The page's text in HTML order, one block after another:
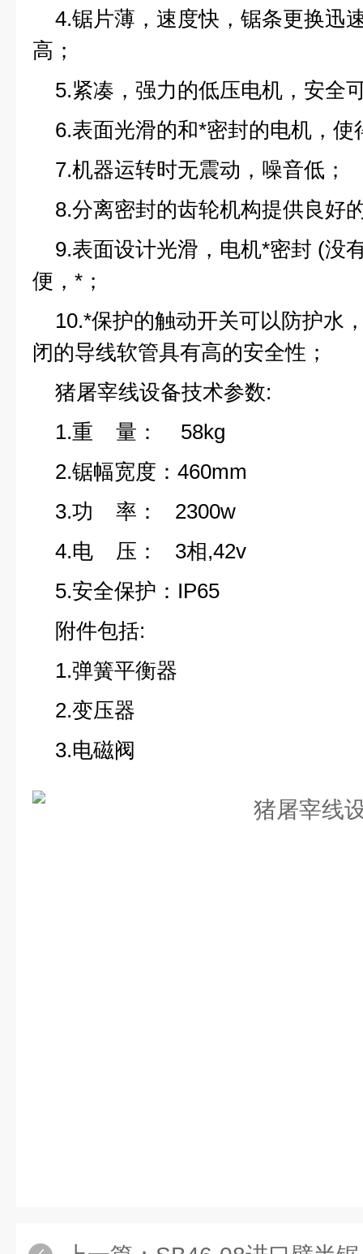
4.锯片薄，速度快，锯条更换迅
高；
5.紧凑，强力的低压电机，安全
6.表面光滑的和*密封的电机，
7.机器运转时无震动，噪音低；
8.分离密封的齿轮机构提供良好
9.表面设计光滑，电机*密封 (没
便，*；
10.*保护的触动开关可以防护水
闭的导线软管具有高的安全性；
猪屠宰线设备技术参数:
1.重 量： 58kg
2.锯幅宽度：460mm
3.功 率： 2300w
4.电 压： 3相,42v
5.安全保护：IP65
附件包括:
1.弹簧平衡器
2.变压器
3.电磁阀